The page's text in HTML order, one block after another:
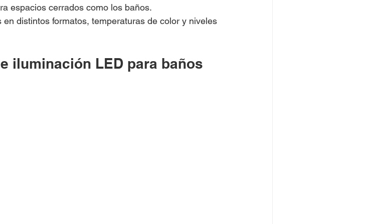
espacios cerrados como los baños.
en distintos formatos, temperaturas de color y niveles
iluminación LED para baños